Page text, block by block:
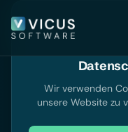
Wir verwenden
unsere Website zu